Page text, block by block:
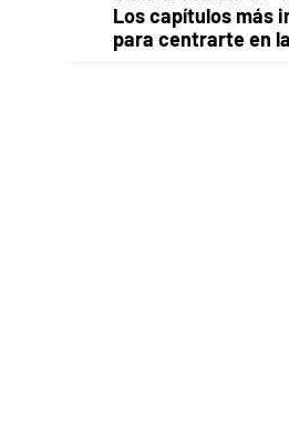
Los capítulos más
para centrarte en